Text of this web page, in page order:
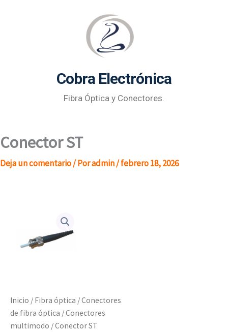
Cobra Electrónica
Fibra Óptica y Conectores.
Conector ST
Deja un comentario/ Poradmin/febrero 18, 2026
Inicio / Fibra óptica /Conectores
de fibra óptica /Conectores
multimodo / Conector ST